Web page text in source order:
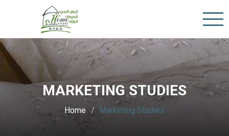
MARKETING STUDIES
Home Marketing Studies